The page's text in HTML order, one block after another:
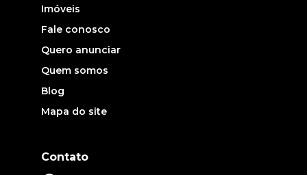
Imóveis
Fale conosco
Quero anunciar
Quem somos
Blog
Mapa do site
Contato